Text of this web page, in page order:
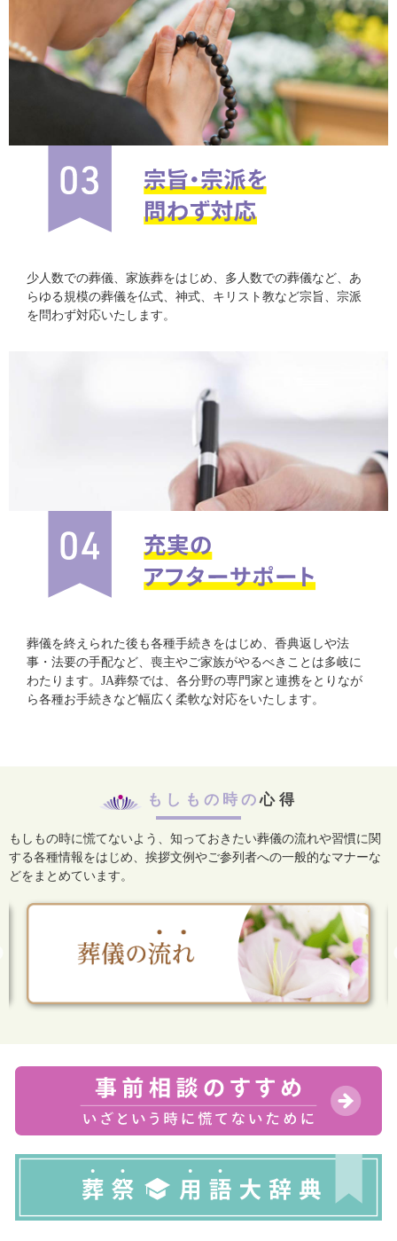
少人数での葬儀、家族葬をはじめ、多人数での葬儀など、あ
らゆる規模の葬儀を仏式、神式、キリスト教など宗旨、宗派
を問わず対応いたします。
葬儀を終えられた後も各種手続きをはじめ、香典返しや法
事・法要の手配など、喪主やご家族がやるべきことは多岐に
わたります。JA葬祭では、各分野の専門家と連携をとりなが
ら各種お手続きなど幅広く柔軟な対応をいたします。
もしもの時の心得
もしもの時に慌てないよう、知っておきたい葬儀の流れや習慣に関
する各種情報をはじめ、 挨拶文例やご参列者への一般的なマナーな
どをまとめています。